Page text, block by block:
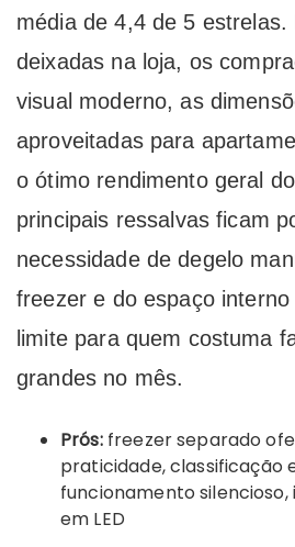
média de 4,4 de 5 estrelas.
deixadas na loja, os
visual moderno, as
aproveitadas para
o ótimo rendimento geral
principais ressalvas ficam
necessidade de degelo
freezer e do espaço
limite para quem costuma
grandes no mês.
Prós:freezer separado
praticidade, classificação
funcionamento
em LED